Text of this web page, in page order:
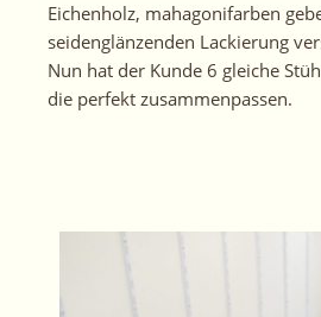
Eichenholz, mahagonifarben
seidenglänzenden Lackierung
Nun hat der Kunde 6 gleiche
die perfekt zusammenpassen.